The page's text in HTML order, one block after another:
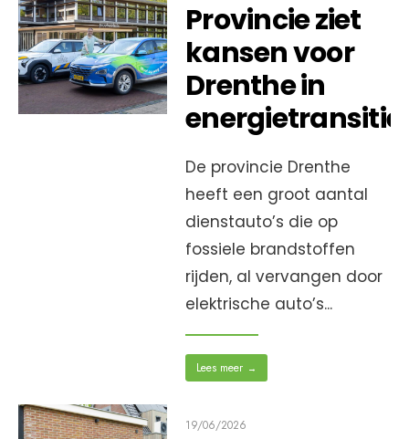
Provincie ziet
kansen voor
Drenthe in
energietransitie
De provincie Drenthe
heeft een groot aantal
dienstauto’s die op
fossiele brandstoffen
rijden, al vervangen door
elektrische auto’s...
Lees meer →
19/06/2026